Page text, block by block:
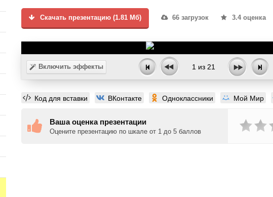
Скачать презентацию (1.81 Мб) 66 загрузок 3.4 оценка
Включить эффекты 1 из 21
Код для вставки ВКонтакте Одноклассники Мой Мир
Ваша оценка презентации
Оцените презентацию по шкале от 1 до 5 баллов